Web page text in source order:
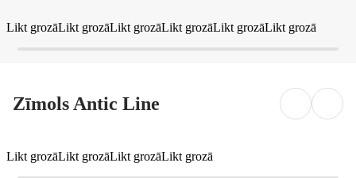
Likt grozāLikt grozāLikt grozāLikt grozāLikt grozāLikt grozā
Zīmols Antic Line
Likt grozāLikt grozāLikt grozāLikt grozā